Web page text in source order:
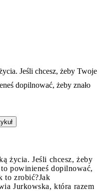
Jeśli chcesz, żeby Twoje
dopilnować, żeby znało
życia. Jeśli chcesz, żeby
powinieneś dopilnować,
to zrobić?Jak
Jurkowska, która razem